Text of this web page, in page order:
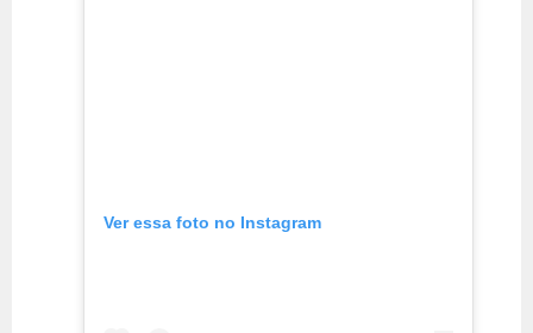
Ver essa foto no Instagram